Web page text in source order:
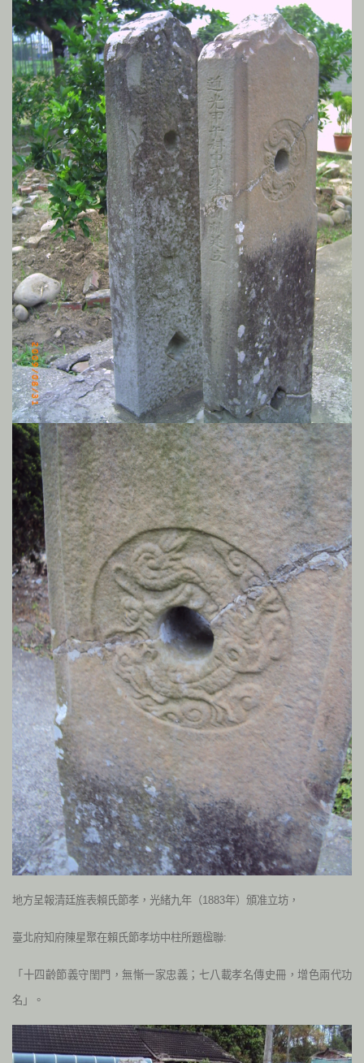
地方呈報清廷旌表賴氏節孝，光緒九年（1883年）頒准立坊，
臺北府知府陳星聚在賴氏節孝坊中柱所題楹聯:
「十四齡節義守閨門，無慚一家忠義；七八載孝名傳史冊，增色兩代功
名」。